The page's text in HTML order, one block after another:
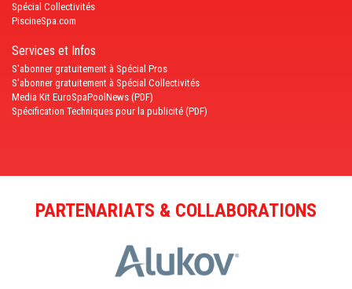
Spécial Collectivités
PiscineSpa.com
Services et Infos
S'abonner gratuitement à Spécial Pros
S'abonner gratuitement à Spécial Collectivités
Media Kit EuroSpaPoolNews (PDF)
Spécification Techniques pour la publicité (PDF)
PARTENARIATS & COLLABORATIONS